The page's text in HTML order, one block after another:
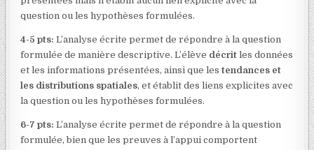
question ou les hypothèses formulées.
4-5 pts: L’analyse écrite permet de répondre à la question
formulée de manière descriptive. L’élève décrit les données
et les informations présentées, ainsi que les tendances et
les distributions spatiales, et établit des liens explicites avec
la question ou les hypothèses formulées.
6-7 pts: L’analyse écrite permet de répondre à la question
formulée, bien que les preuves à l’appui comportent